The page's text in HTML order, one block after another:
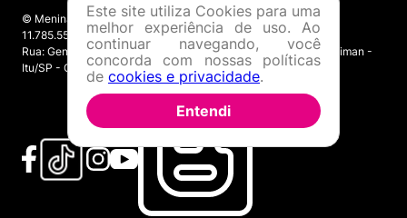
© Menina Shoes Comércio de Modas Eireli - EPP CNPJ:
11.785.555/0001-02 | IE: 387.208.543.115
Rua: General Epaminondas Teixeira Guimarães, 193 - Vila Gardiman -
Itu/SP - CEP 13309-410
Este site utiliza Cookies para uma
melhor experiência de uso. Ao
continuar navegando, você
concorda com nossas políticas
de cookies e privacidade.
Entendi